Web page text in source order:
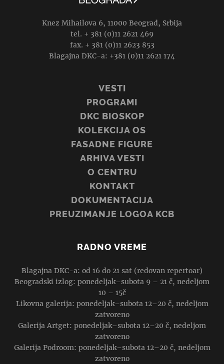
Knez Mihailova 6, 11000 Beograd, Srbija
tel. + 381 (0)11 2621 469
fax. + 381 (0)11 2623 853
Blagajna DKC-a: +381 (0)11 2621 174
VESTI
PROGRAMI
DKC BIOSKOP
KOLEKCIJA OS
FASADNE FIGURE
ARHIVA VESTI
O CENTRU
KONTAKT
DOKUMENTACIJA
PREUZIMANJE LOGOA KCB
RADNO VREME
Blagajna DKC-a: od 16 do 21 sat (redovan repertoar)
Beogradski izlog: ponedeljak–subota 9 – 21 č, nedeljom
10 – 15č
Likovna galerija: ponedeljak–subota 12–20 č, nedeljom
zatvoreno
Galerija Artget: ponedeljak–subota 12–20 č, nedeljom
zatvoreno
Galerija Podroom: ponedeljak–subota 12–20 č, nedeljom
zatvoreno